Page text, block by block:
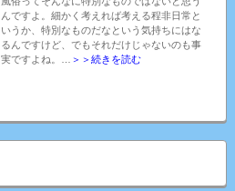
んですよ。細かく考えれば考える程非日常と
いうか、特別なものだなという気持ちにはな
るんですけど、でもそれだけじゃないのも事
実ですよね。…
＞＞続きを読む